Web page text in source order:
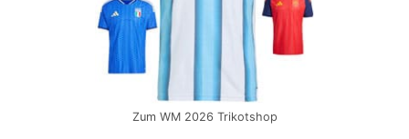
Zum WM 2026 Trikotshop